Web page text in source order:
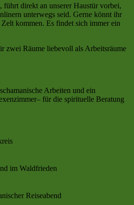
führt direkt an unserer Haustür vorbei,
unterwegs seid. Gerne könnt ihr
kommen. Es findet sich immer ein
zwei Räume liebevoll als Arbeitsräume
Arbeiten und ein
für die spirituelle Beratung
im Waldfrieden
Reiseabend